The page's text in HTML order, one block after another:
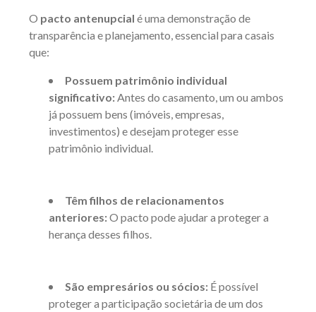
O pacto antenupcial é uma demonstração de
transparência e planejamento, essencial para casais
que:
Possuem patrimônio individual
significativo: Antes do casamento, um ou ambos
já possuem bens (imóveis, empresas,
investimentos) e desejam proteger esse
patrimônio individual.
Têm filhos de relacionamentos
anteriores:O pacto pode ajudar a proteger a
herança desses filhos.
São empresários ou sócios: É possível
proteger a participação societária de um dos